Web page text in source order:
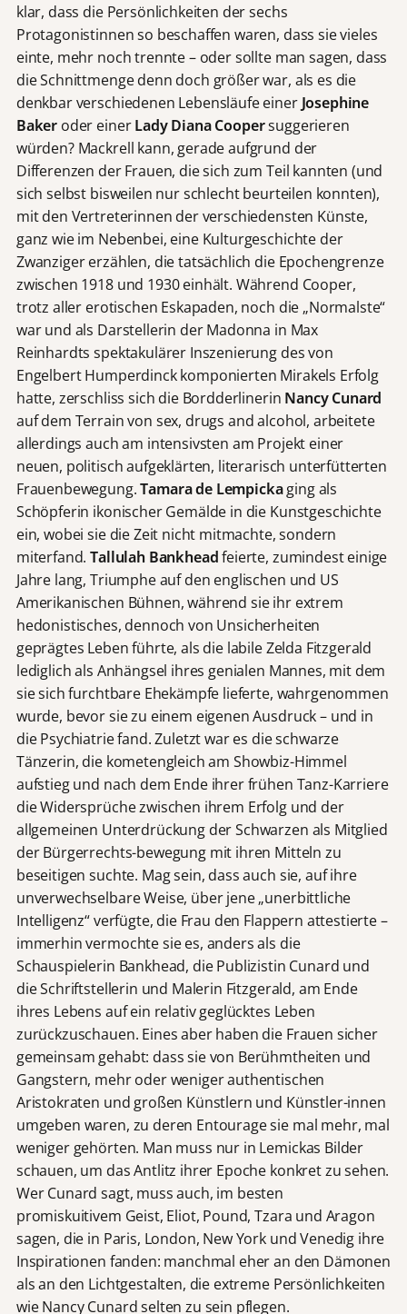
klar, dass die Persönlichkeiten der sechs
Protagonistinnen so beschaffen waren, dass sie vieles
einte, mehr noch trennte – oder sollte man sagen, dass
die Schnittmenge denn doch größer war, als es die
denkbar verschiedenen Lebensläufe einer Josephine
Baker oder einerLady Diana Coopersuggerieren
würden? Mackrell kann, gerade aufgrund der
Differenzen der Frauen, die sich zum Teil kannten (und
sich selbst bisweilen nur schlecht beurteilen konnten),
mit den Vertreterinnen der verschiedensten Künste,
ganz wie im Nebenbei, eine Kulturgeschichte der
Zwanziger erzählen, die tatsächlich die Epochengrenze
zwischen 1918 und 1930 einhält. Während Cooper,
trotz aller erotischen Eskapaden, noch die „Normalste“
war und als Darstellerin der Madonna in Max
Reinhardts spektakulärer Inszenierung des von
Engelbert Humperdinck komponierten Mirakels Erfolg
hatte, zerschliss sich die Bordderlinerin Nancy Cunard
auf dem Terrain von sex, drugs and alcohol, arbeitete
allerdings auch am intensivsten am Projekt einer
neuen, politisch aufgeklärten, literarisch unterfütterten
Frauenbewegung.Tamara de Lempickaging als
Schöpferin ikonischer Gemälde in die Kunstgeschichte
ein, wobei sie die Zeit nicht mitmachte, sondern
miterfand.Tallulah Bankheadfeierte, zumindest einige
Jahre lang, Triumphe auf den englischen und US
Amerikanischen Bühnen, während sie ihr extrem
hedonistisches, dennoch von Unsicherheiten
geprägtes Leben führte, als die labile Zelda Fitzgerald
lediglich als Anhängsel ihres genialen Mannes, mit dem
sie sich furchtbare Ehekämpfe lieferte, wahrgenommen
wurde, bevor sie zu einem eigenen Ausdruck – und in
die Psychiatrie fand. Zuletzt war es die schwarze
Tänzerin, die kometengleich am Showbiz-Himmel
aufstieg und nach dem Ende ihrer frühen Tanz-Karriere
die Widersprüche zwischen ihrem Erfolg und der
allgemeinen Unterdrückung der Schwarzen als Mitglied
der Bürgerrechts-bewegung mit ihren Mitteln zu
beseitigen suchte. Mag sein, dass auch sie, auf ihre
unverwechselbare Weise, über jene „unerbittliche
Intelligenz“ verfügte, die Frau den Flappern attestierte –
immerhin vermochte sie es, anders als die
Schauspielerin Bankhead, die Publizistin Cunard und
die Schriftstellerin und Malerin Fitzgerald, am Ende
ihres Lebens auf ein relativ geglücktes Leben
zurückzuschauen. Eines aber haben die Frauen sicher
gemeinsam gehabt: dass sie von Berühmtheiten und
Gangstern, mehr oder weniger authentischen
Aristokraten und großen Künstlern und Künstler-innen
umgeben waren, zu deren Entourage sie mal mehr, mal
weniger gehörten. Man muss nur in Lemickas Bilder
schauen, um das Antlitz ihrer Epoche konkret zu sehen.
Wer Cunard sagt, muss auch, im besten
promiskuitivem Geist, Eliot, Pound, Tzara und Aragon
sagen, die in Paris, London, New York und Venedig ihre
Inspirationen fanden: manchmal eher an den Dämonen
als an den Lichtgestalten, die extreme Persönlichkeiten
wie Nancy Cunard selten zu sein pflegen.